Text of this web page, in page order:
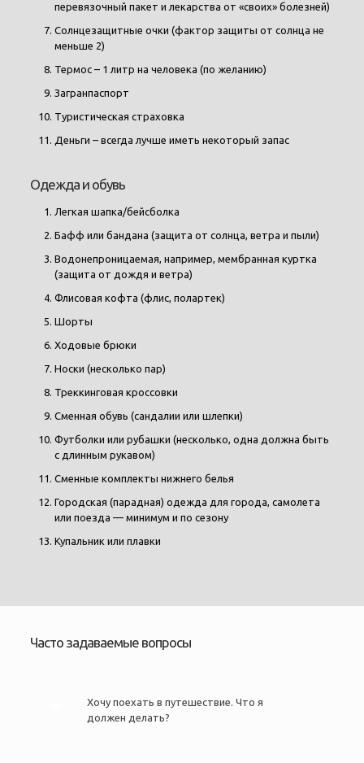
перевязочный пакет и лекарства от «своих» болезней)
Солнцезащитные очки (фактор защиты от солнца не
меньше 2)
Термос – 1 литр на человека (по желанию)
Загранпаспорт
Туристическая страховка
Деньги – всегда лучше иметь некоторый запас
Одежда и обувь
Легкая шапка/бейсболка
Бафф или бандана (защита от солнца, ветра и пыли)
Водонепроницаемая, например, мембранная куртка
(защита от дождя и ветра)
Флисовая кофта (флис, полартек)
Шорты
Ходовые брюки
Носки (несколько пар)
Треккинговая кроссовки
Сменная обувь (сандалии или шлепки)
Футболки или рубашки (несколько, одна должна быть
с длинным рукавом)
Сменные комплекты нижнего белья
Городская (парадная) одежда для города, самолета
или поезда — минимум и по сезону
Купальник или плавки
Часто задаваемые вопросы
Хочу поехать в путешествие. Что я
должен делать?